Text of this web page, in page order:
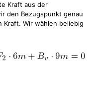
Kraft aus der
den Bezugspunkt genau
Wir wählen beliebig